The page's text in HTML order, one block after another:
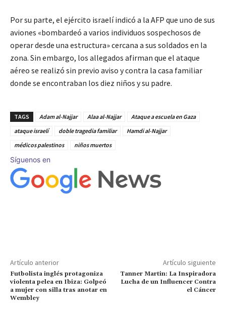
Por su parte, el ejército israelí indicó a la AFP que uno de sus
aviones «bombardeó a varios individuos sospechosos de
operar desde una estructura» cercana a sus soldados en la
zona. Sin embargo, los allegados afirman que el ataque
aéreo se realizó sin previo aviso y contra la casa familiar
donde se encontraban los diez niños y su padre.
TAGS Adam al-Najjar Alaa al-Najjar
Ataque a escuela en Gaza
ataque israelí
doble tragedia familiar
Hamdi al-Najjar
médicos palestinos
niños muertos
Síguenos en
Artículo anterior
Futbolista inglés protagoniza
violenta pelea en Ibiza: Golpeó
a mujer con silla tras anotar en
Wembley
Artículo siguiente
Tanner Martin: La Inspiradora
Lucha de un Influencer Contra
el Cáncer